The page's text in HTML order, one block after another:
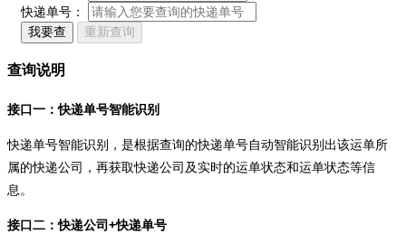
快递单号：
我要查
重新查询
查询说明
接口一：快递单号智能识别
快递单号智能识别，是根据查询的快递单号自动智能识别出该运单所
属的快递公司，再获取快递公司及实时的运单状态和运单状态等信
息。
接口二：快递公司+快递单号